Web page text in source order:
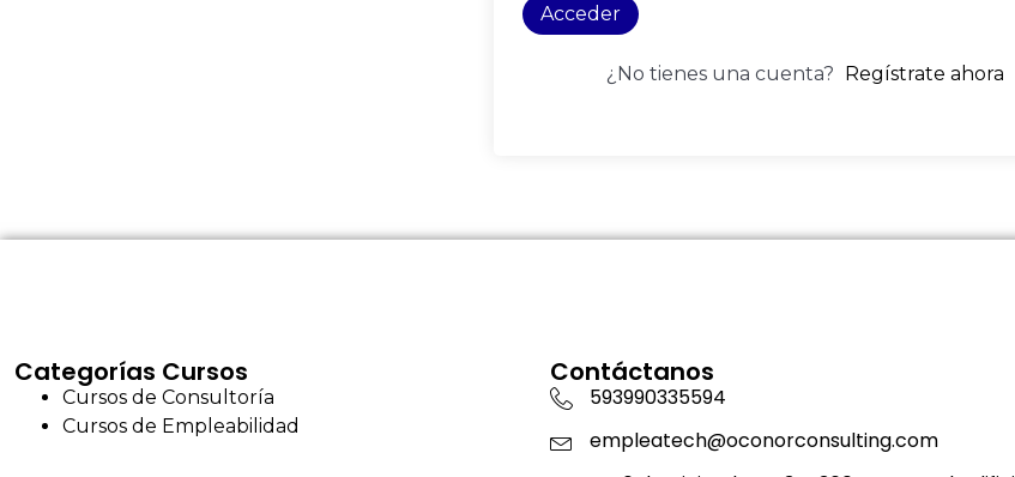
Acceder
¿No tienes una cuenta? Regístrate ahora
Categorías Cursos
Cursos de Consultoría
Cursos de Empleabilidad
Contáctanos
593990335594
empleatech@oconorconsulting.com